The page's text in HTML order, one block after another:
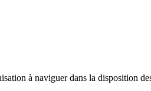
à naviguer dans la disposition